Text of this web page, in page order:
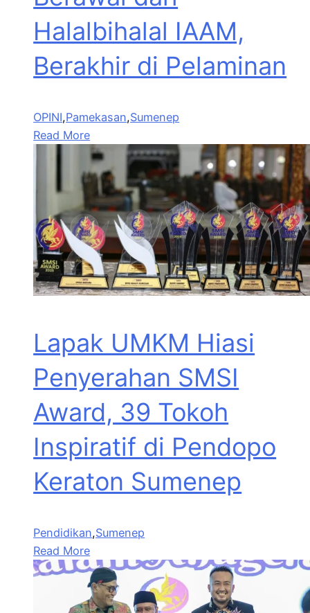
Halalbihalal IAAM,
Berakhir di Pelaminan
OPINI,Pamekasan,Sumenep
Read More
Lapak UMKM Hiasi
Penyerahan SMSI
Award, 39 Tokoh
Inspiratif di Pendopo
Keraton Sumenep
Pendidikan,Sumenep
Read More